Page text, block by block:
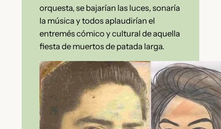
orquesta, se bajarían las luces, sonaría
la música y todos aplaudirían el
entremés cómico y cultural de aquella
fiesta de muertos de patada larga.